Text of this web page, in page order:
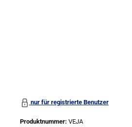
nur für registrierte Benutzer
Produktnummer: VEJA